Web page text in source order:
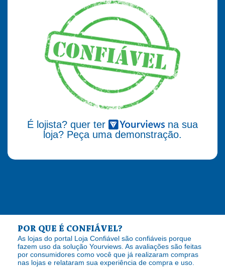
É lojista? quer ter
na sua
loja? Peça uma demonstração.
POR QUE É CONFIÁVEL?
As lojas do portal Loja Confiável são confiáveis porque
fazem uso da solução Yourviews. As avaliações são feitas
por consumidores como você que já realizaram compras
nas lojas e relataram sua experiência de compra e uso.